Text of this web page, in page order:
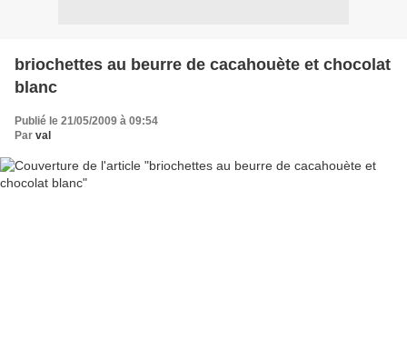
briochettes au beurre de cacahouète et chocolat
blanc
Publié le 21/05/2009 à 09:54
Par val